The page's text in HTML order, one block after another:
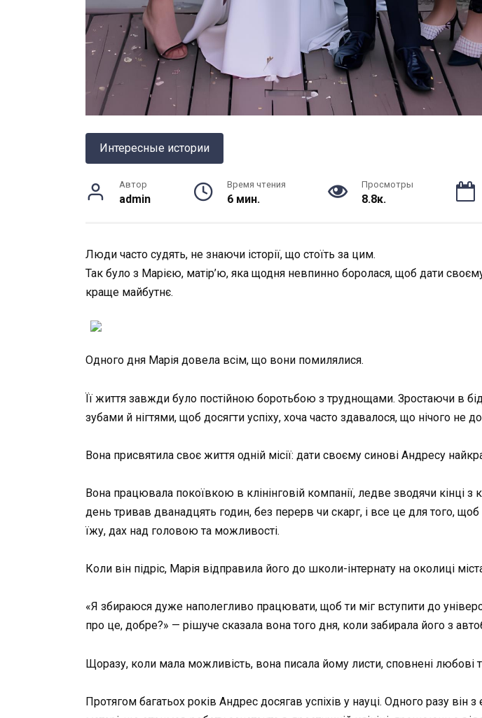
Интересные истории
Автор
admin
Время чтения
6 мин.
Просмотры
8.8к.
Люди часто судять, не знаючи історії, що стоїть за цим.
Так було з Марією, матір’ю, яка щодня невпинно боролася, щоб дати
краще майбутнє.
Одного дня Марія довела всім, що вони помилялися.
Її життя завжди було постійною боротьбою з труднощами. Зростаючи в
зубами й нігтями, щоб досягти успіху, хоча часто здавалося, що нічого не
Вона присвятила своє життя одній місії: дати своєму синові Андресу
Вона працювала покоївкою в клінінговій компанії, ледве зводячи кінці з
день тривав дванадцять годин, без перерв чи скарг, і все це для того,
їжу, дах над головою та можливості.
Коли він підріс, Марія відправила його до школи-інтернату на околиці
«Я збираюся дуже наполегливо працювати, щоб ти міг вступити до
про це, добре?» — рішуче сказала вона того дня, коли забирала його з
Щоразу, коли мала можливість, вона писала йому листи, сповнені любові
Протягом багатьох років Андрес досягав успіхів у науці. Одного разу він